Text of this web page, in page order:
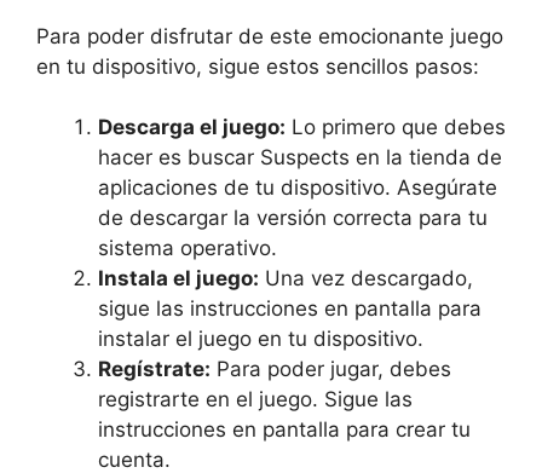
Para poder disfrutar de este emocionante juego
en tu dispositivo, sigue estos sencillos pasos:
Descarga el juego: Lo primero que debes
hacer es buscar Suspects en la tienda de
aplicaciones de tu dispositivo. Asegúrate
de descargar la versión correcta para tu
sistema operativo.
Instala el juego: Una vez descargado,
sigue las instrucciones en pantalla para
instalar el juego en tu dispositivo.
Regístrate: Para poder jugar, debes
registrarte en el juego. Sigue las
instrucciones en pantalla para crear tu
cuenta.